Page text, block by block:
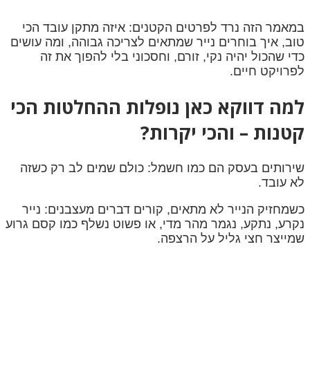
במאמר הזה נרד לפרטים הקטנים: איזה מתקן עובד הכי
טוב, איך בוחרים נייר שמתאים לצריכה גבוהה, ומה עושים
כדי שהכול יהיה נקי, זורם, וחסכוני בלי להפוך את זה
לפרויקט חיים.
למה דווקא כאן נופלות ההחלטות הכי
קטנות – והכי יקרות?
שירותים בעסק הם כמו חשמל: כולם שמים לב רק כשזה
לא עובד.
כשמחזיק הנייר לא מתאים, קורים דברים מעצבנים: נייר
נקרע, נתקע, נגמר מהר מדי, או פשוט נשלף כמו קסם גרוע
שמייצר חצי גליל על הרצפה.